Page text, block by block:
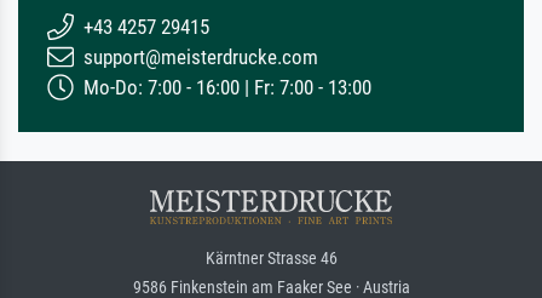
+43 4257 29415
support@meisterdrucke.com
Mo-Do: 7:00 - 16:00 | Fr: 7:00 - 13:00
Kärntner Strasse 46
9586 Finkenstein am Faaker See · Austria